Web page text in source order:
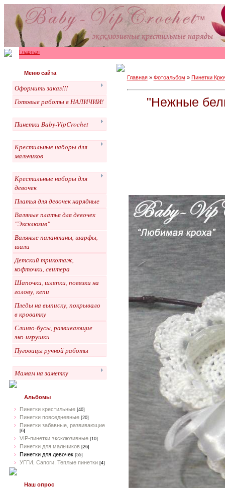
Главная
Меню сайта
Оформить заказ!!!
Готовые работы в НАЛИЧИИ!
Пинетки Baby-VipCrochet
Крестильные наборы для
мальчиков
Крестильные наборы для
девочек
Платья для девочек нарядные
Валяные платья для девочек
"Эксклюзив"
Валяные палантины, шарфы,
шали
Детский трикотаж,
кофточки, свитера
Шапочки, шляпки, повязки на
голову, кепи
Пледы на выписку, покрывало
в кроватку
Слинго-бусы, развивающие
эко-игрушки
Пуговицы ручной работы
Мамам на заметку
Альбомы
Пинетки крестильные [40]
Пинетки повседневные [20]
Пинетки забавные, развивающие
[6]
VIP-пинетки эксклюзивные [10]
Пинетки для мальчиков [26]
Пинетки для девочек [55]
УГГИ, Сапоги, Теплые пинетки [4]
Наш опрос
Главная» Фотоальбом » Пинетки
"Нежные